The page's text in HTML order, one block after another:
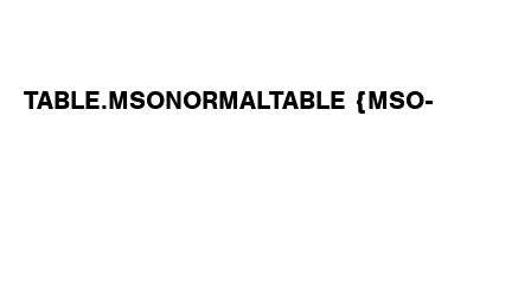
TABLE.MSONORMALTABLE {MSO-